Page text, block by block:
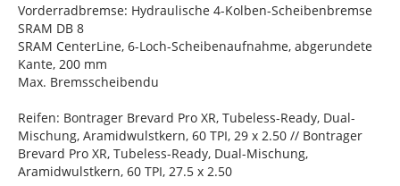
Vorderradbremse: Hydraulische 4-Kolben-Scheibenbremse
SRAM DB 8
SRAM CenterLine, 6-Loch-Scheibenaufnahme, abgerundete
Kante, 200 mm
Max. Bremsscheibendu
Reifen: Bontrager Brevard Pro XR, Tubeless-Ready, Dual-
Mischung, Aramidwulstkern, 60 TPI, 29 x 2.50 // Bontrager
Brevard Pro XR, Tubeless-Ready, Dual-Mischung,
Aramidwulstkern, 60 TPI, 27.5 x 2.50